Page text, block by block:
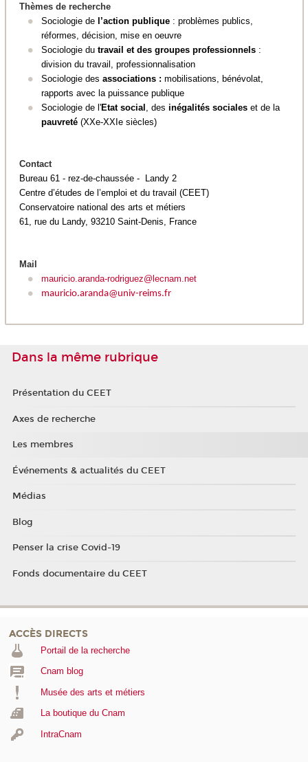
Thèmes de recherche
Sociologie de l’action publique : problèmes publics,
réformes, décision, mise en oeuvre
Sociologie du travail et des groupes professionnels :
division du travail, professionnalisation
Sociologie des associations : mobilisations, bénévolat,
rapports avec la puissance publique
Sociologie de l'Etat social , des inégalités sociales et de la
pauvreté (XXe-XXIe siècles)
Contact
Bureau 61 - rez-de-chaussée - Landy 2
Centre d’études de l’emploi et du travail (CEET)
Conservatoire national des arts et métiers
61, rue du Landy, 93210 Saint-Denis, France
Mail
mauricio.aranda-rodriguez@lecnam.net
mauricio.aranda@univ-reims.fr
Dans la même rubrique
Présentation du CEET
Axes de recherche
Les membres
Événements & actualités du CEET
Médias
Blog
Penser la crise Covid-19
Fonds documentaire du CEET
ACCÈS DIRECTS
Portail de la recherche
Cnam blog
Musée des arts et métiers
La boutique du Cnam
IntraCnam